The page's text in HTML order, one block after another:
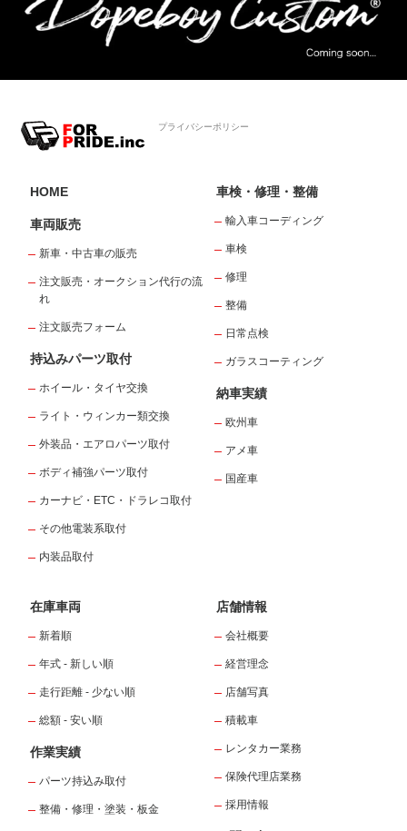
プライバシーポリシー
HOME
車両販売
新車・中古車の販売
注文販売・オークション代行の流
れ
注文販売フォーム
持込みパーツ取付
ホイール・タイヤ交換
ライト・ウィンカー類交換
外装品・エアロパーツ取付
ボディ補強パーツ取付
カーナビ・ETC・ドラレコ取付
その他電装系取付
内装品取付
車検・修理・整備
輸入車コーディング
車検
修理
整備
日常点検
ガラスコーティング
納車実績
欧州車
アメ車
国産車
在庫車両
新着順
年式 - 新しい順
走行距離 - 少ない順
総額 - 安い順
作業実績
パーツ持込み取付
整備・修理・塗装・板金
店舗情報
会社概要
経営理念
店舗写真
積載車
レンタカー業務
保険代理店業務
採用情報